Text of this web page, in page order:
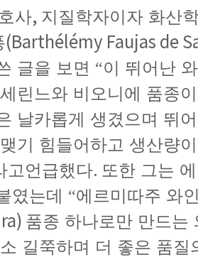
사, 지질학자이자 화산
(Barthélémy Faujas de
글을 보면 “이 뛰어난
세린느와 비오니에
품종
날카롭게 생겼으며 뛰
맺기 힘들어하고 생산량이
고 언급했다. 또한 그는
였는데 “에르미따주 와
품종 하나로만 만드는
길쭉하며 더 좋은 품질